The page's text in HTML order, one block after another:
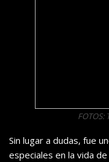
FOTOS:
Sin lugar a dudas, fue
especiales en la vida